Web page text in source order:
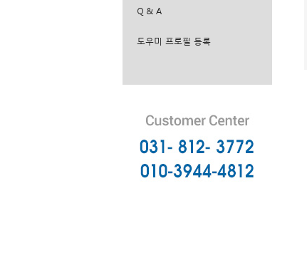
Q & A
도우미 프로필 등록